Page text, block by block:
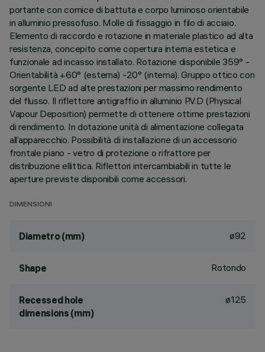
portante con cornice di battuta e corpo luminoso orientabile
in alluminio pressofuso. Molle di fissaggio in filo di acciaio.
Elemento di raccordo e rotazione in materiale plastico ad alta
resistenza, concepito come copertura interna estetica e
funzionale ad incasso installato. Rotazione disponibile 359° -
Orientabilità +60° (esterna) -20° (interna). Gruppo ottico con
sorgente LED ad alte prestazioni per massimo rendimento
del flusso. Il riflettore antigraffio in alluminio P.V.D (Physical
Vapour Deposition) permette di ottenere ottime prestazioni
di rendimento. In dotazione unità di alimentazione collegata
all’apparecchio. Possibilità di installazione di un accessorio
frontale piano - vetro di protezione o rifrattore per
distribuzione ellittica. Riflettori intercambiabili in tutte le
aperture previste disponibili come accessori.
DIMENSIONI
Diametro (mm) ø92
Shape Rotondo
Recessed hole
dimensions (mm)
ø125